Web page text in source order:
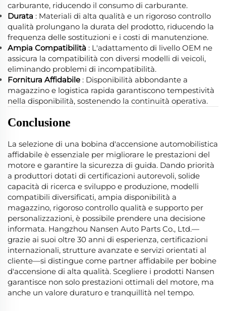
carburante, riducendo il consumo di carburante.
Durata : Materiali di alta qualità e un rigoroso controllo
qualità prolungano la durata del prodotto, riducendo la
frequenza delle sostituzioni e i costi di manutenzione.
Ampia Compatibilità : L'adattamento di livello OEM ne
assicura la compatibilità con diversi modelli di veicoli,
eliminando problemi di incompatibilità.
Fornitura Affidabile : Disponibilità abbondante a
magazzino e logistica rapida garantiscono tempestività
nella disponibilità, sostenendo la continuità operativa.
Conclusione
La selezione di una bobina d'accensione automobilistica
affidabile è essenziale per migliorare le prestazioni del
motore e garantire la sicurezza di guida. Dando priorità
a produttori dotati di certificazioni autorevoli, solide
capacità di ricerca e sviluppo e produzione, modelli
compatibili diversificati, ampia disponibilità a
magazzino, rigoroso controllo qualità e supporto per
personalizzazioni, è possibile prendere una decisione
informata. Hangzhou Nansen Auto Parts Co., Ltd.—
grazie ai suoi oltre 30 anni di esperienza, certificazioni
internazionali, strutture avanzate e servizi orientati al
cliente—si distingue come partner affidabile per bobine
d'accensione di alta qualità. Scegliere i prodotti Nansen
garantisce non solo prestazioni ottimali del motore, ma
anche un valore duraturo e tranquillità nel tempo.